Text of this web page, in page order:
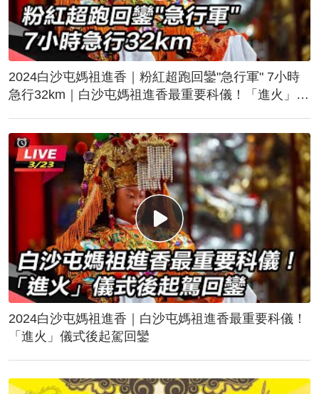
2024白沙屯媽祖進香｜粉紅超跑回鑾"急行軍" 7小時
急行32km｜白沙屯媽祖進香最重要科儀！「進火」儀
2024白沙屯媽祖進香｜白沙屯媽祖進香最重要科儀！
「進火」儀式後起駕回鑾